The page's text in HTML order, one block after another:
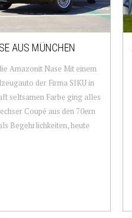
AUS MÜNCHEN
Amazonit Nase Mit einem
der Firma SIKU in
seltsamen Farbe ging alles
Coupé aus den 70ern
Begehrlichkeiten, heute